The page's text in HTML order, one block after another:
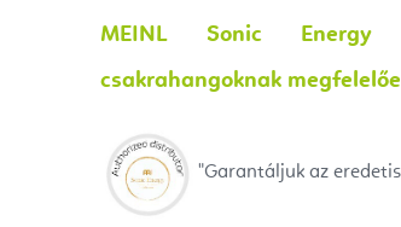
MEINL Sonic Energy
csakrahangoknak
"Garantáljuk az